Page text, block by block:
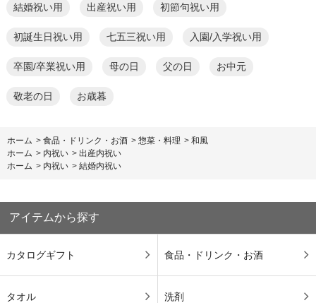
結婚祝い用 出産祝い用 初節句祝い用
初誕生日祝い用 七五三祝い用 入園/入学祝い用
卒園/卒業祝い用 母の日 父の日 お中元
敬老の日 お歳暮
ホーム > 食品・ドリンク・お酒 > 惣菜・料理 > 和風
ホーム > 内祝い > 出産内祝い
ホーム > 内祝い > 結婚内祝い
アイテムから探す
カタログギフト 食品・ドリンク・お酒
タオル 洗剤